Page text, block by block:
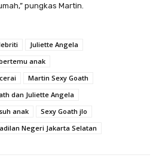
pungkas Martin.
Juliette Angela
anak
Martin Sexy Goath
dan Juliette Angela
anak
Sexy Goath jlo
Negeri Jakarta Selatan